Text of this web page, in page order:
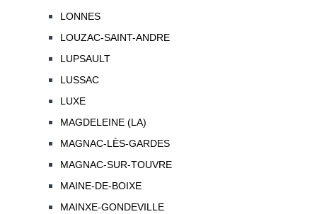
LONNES
LOUZAC-SAINT-ANDRE
LUPSAULT
LUSSAC
LUXE
MAGDELEINE (LA)
MAGNAC-LÈS-GARDES
MAGNAC-SUR-TOUVRE
MAINE-DE-BOIXE
MAINXE-GONDEVILLE